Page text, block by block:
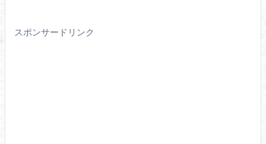
スポンサードリンク